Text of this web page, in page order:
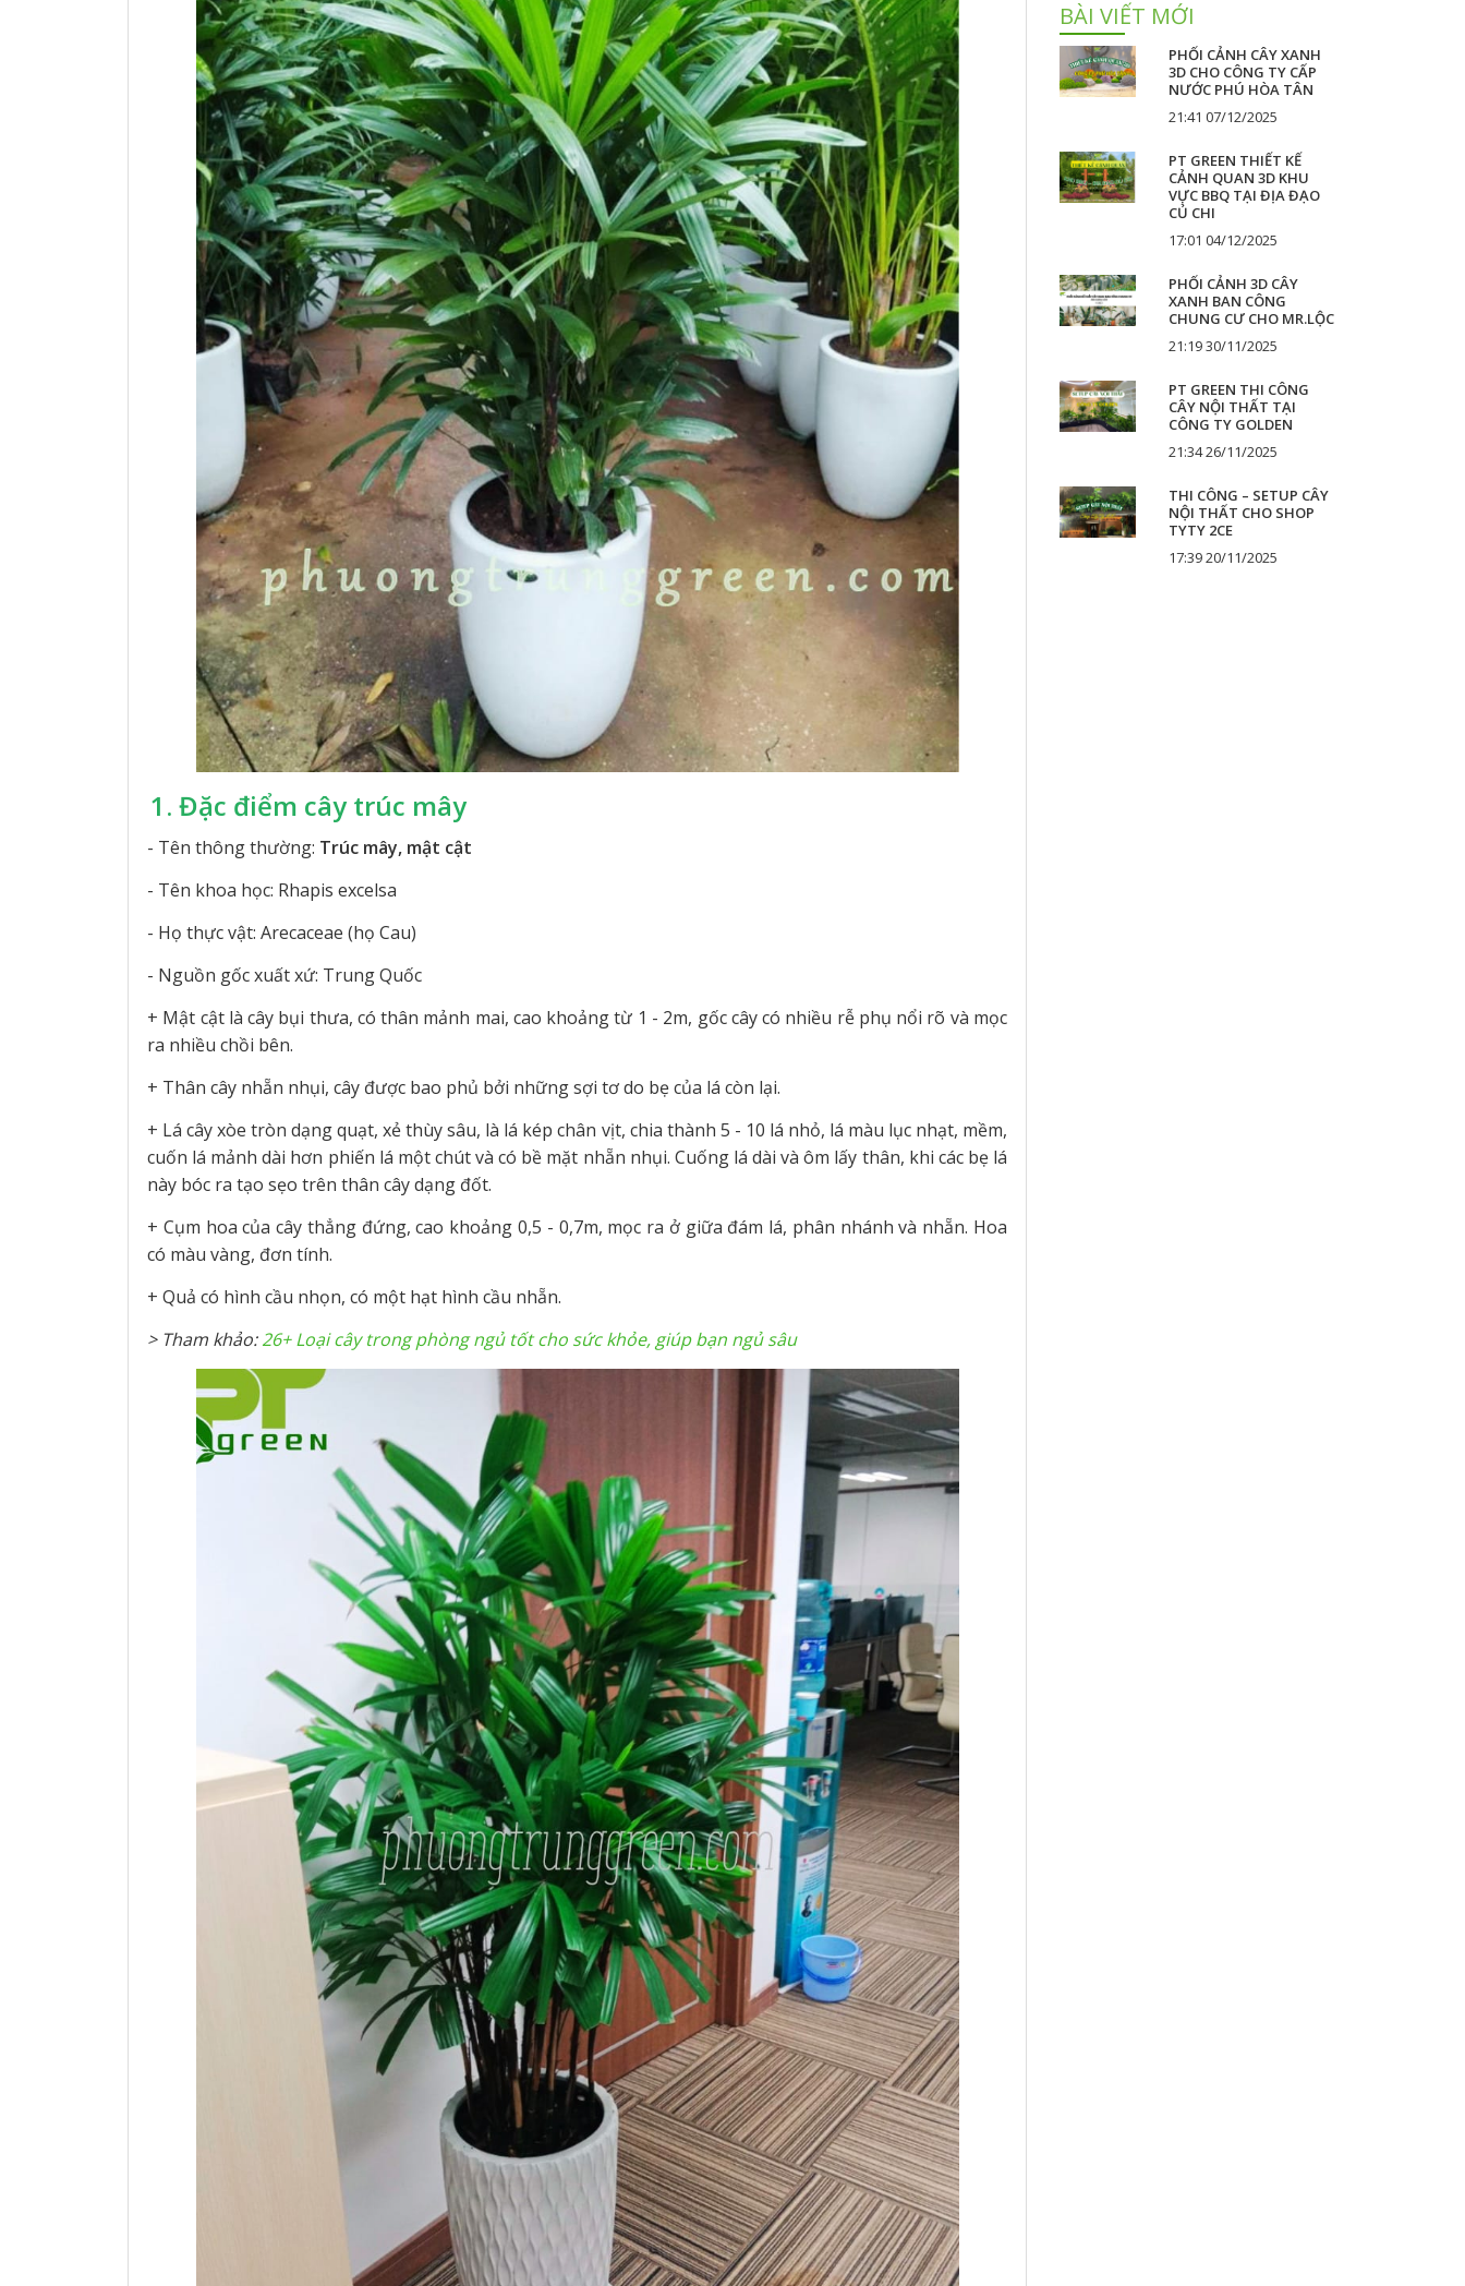
1. Đặc điểm cây trúc mây
- Tên thông thường: Trúc mây, mật cật
- Tên khoa học: Rhapis excelsa
- Họ thực vật: Arecaceae (họ Cau)
- Nguồn gốc xuất xứ: Trung Quốc
+ Mật cật là cây bụi thưa, có thân mảnh mai, cao khoảng từ 1 - 2m, gốc cây có nhiều rễ phụ nổi rõ và mọc
ra nhiều chồi bên.
+ Thân cây nhẵn nhụi, cây được bao phủ bởi những sợi tơ do bẹ của lá còn lại.
+ Lá cây xòe tròn dạng quạt, xẻ thùy sâu, là lá kép chân vịt, chia thành 5 - 10 lá nhỏ, lá màu lục nhạt, mềm,
cuốn lá mảnh dài hơn phiến lá một chút và có bề mặt nhẵn nhụi. Cuống lá dài và ôm lấy thân, khi các bẹ lá
này bóc ra tạo sẹo trên thân cây dạng đốt.
+ Cụm hoa của cây thẳng đứng, cao khoảng 0,5 - 0,7m, mọc ra ở giữa đám lá, phân nhánh và nhẵn. Hoa
có màu vàng, đơn tính.
+ Quả có hình cầu nhọn, có một hạt hình cầu nhẵn.
> Tham khảo:26+ Loại cây trong phòng ngủ tốt cho sức khỏe, giúp bạn ngủ sâu
BÀI VIẾT MỚI
PHỐI CẢNH CÂY XANH
3D CHO CÔNG TY CẤP
NƯỚC PHÚ HÒA TÂN
21:41 07/12/2025
PT GREEN THIẾT KẾ
CẢNH QUAN 3D KHU
VỰC BBQ TẠI ĐỊA ĐẠO
CỦ CHI
17:01 04/12/2025
PHỐI CẢNH 3D CÂY
XANH BAN CÔNG
CHUNG CƯ CHO MR.LỘC
21:19 30/11/2025
PT GREEN THI CÔNG
CÂY NỘI THẤT TẠI
CÔNG TY GOLDEN
21:34 26/11/2025
THI CÔNG – SETUP CÂY
NỘI THẤT CHO SHOP
TYTY 2CE
17:39 20/11/2025